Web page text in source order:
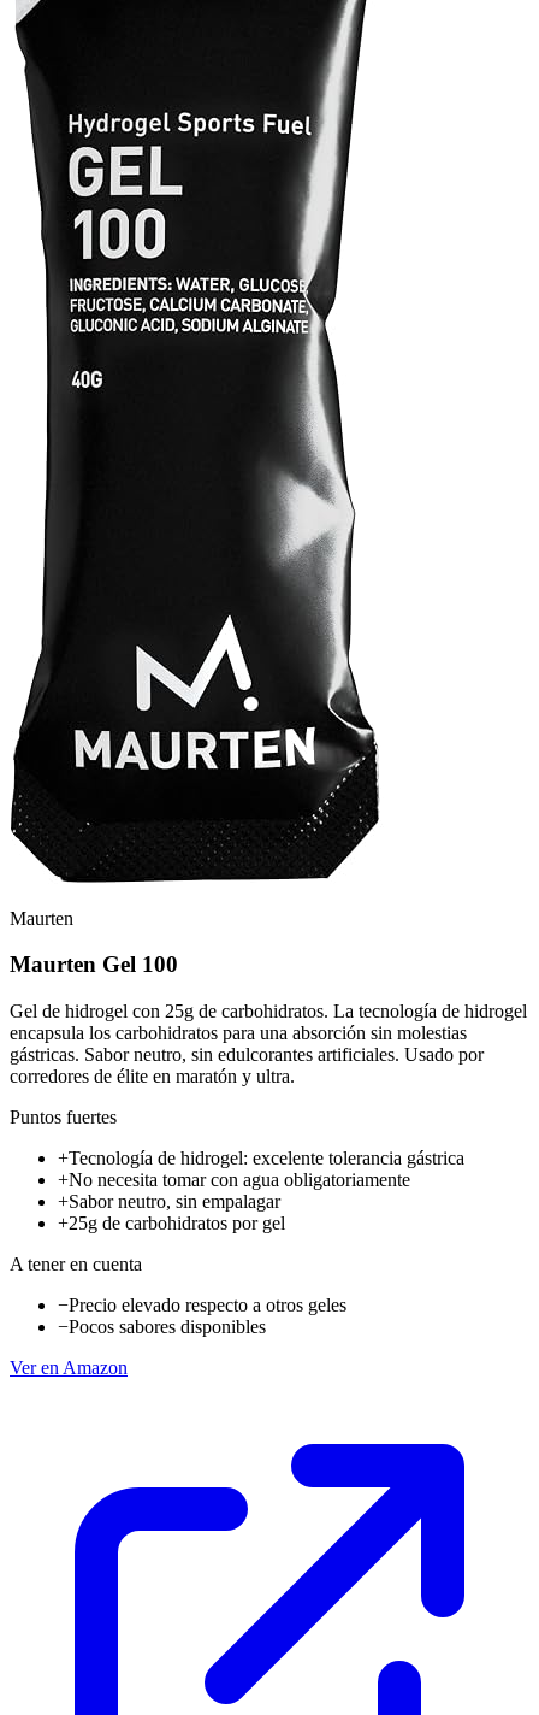
Maurten
Maurten Gel 100
Gel de hidrogel con 25g de carbohidratos. La tecnología de hidrogel
encapsula los carbohidratos para una absorción sin molestias
gástricas. Sabor neutro, sin edulcorantes artificiales. Usado por
corredores de élite en maratón y ultra.
Puntos fuertes
+Tecnología de hidrogel: excelente tolerancia gástrica
+No necesita tomar con agua obligatoriamente
+Sabor neutro, sin empalagar
+25g de carbohidratos por gel
A tener en cuenta
−Precio elevado respecto a otros geles
−Pocos sabores disponibles
Ver en Amazon